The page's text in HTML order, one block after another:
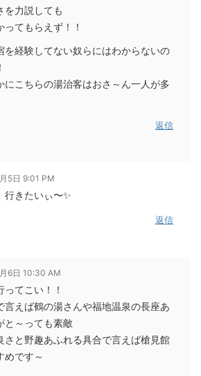
を力説しても
ってもらえず！！
を経験してない奴らにはわからないの
にこちらの湯治客はおさ～ん一人が多
返信
5日 9:01 PM
きたいぃ〜✨
返信
6日 10:30 AM
ってこい！！
言えば鶴の湯さんや福地温泉の長座あ
と～っても素敵
さと野趣あふれる具合で言えば槍見館
めです～